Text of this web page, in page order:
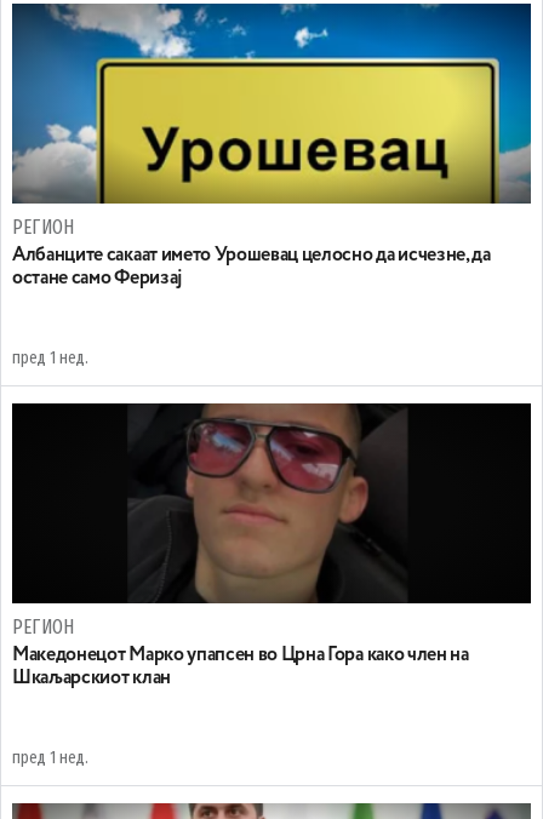
РЕГИОН
Aлбанците сакаат името Урошевац целосно да исчезне, да
остане само Феризај
пред 1 нед.
РЕГИОН
Maкедонецот Марко упапсен во Црна Гора како член на
Шкаљарскиот клан
пред 1 нед.